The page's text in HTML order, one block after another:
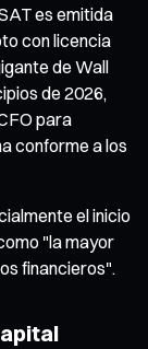
es emitida
con licencia
de Wall
de 2026,
para
conforme a los
el inicio
"la mayor
financieros".